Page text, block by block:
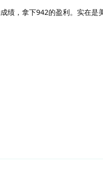
绩，拿下942的盈利。实在是